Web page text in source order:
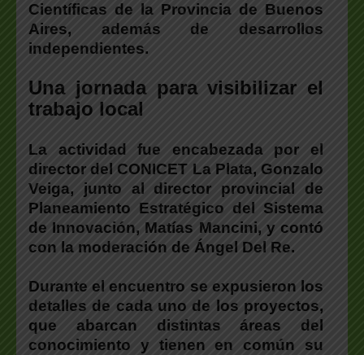
Científicas de la Provincia de Buenos
Aires, además de desarrollos
independientes.
Una jornada para visibilizar el
trabajo local
La actividad fue encabezadapor el
director del CONICET La Plata, Gonzalo
Veiga, junto al director provincial de
Planeamiento Estratégico del Sistema
de Innovación, Matías Mancini, y contó
con la moderación de Ángel Del Re.
Durante el encuentro se expusieron los
detalles de cada uno de los proyectos,
que abarcan distintas áreas del
conocimiento y tienen en común su